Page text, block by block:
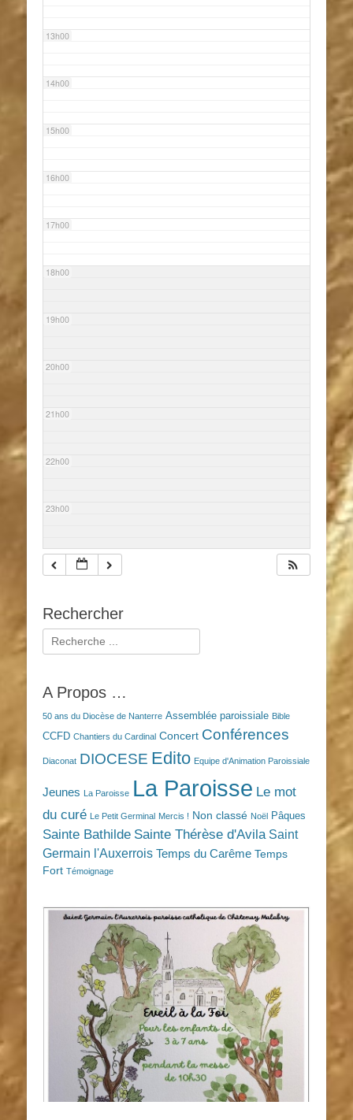
13h00
14h00
15h00
16h00
17h00
18h00
19h00
20h00
21h00
22h00
23h00
Rechercher
Rechercher :
A Propos …
50 ans du Diocèse de Nanterre Assemblée paroissiale Bible
CCFD Chantiers du Cardinal Concert Conférences
Diaconat DIOCESE Edito Equipe d'Animation Paroissiale
Jeunes La Paroisse La Paroisse Le mot
du curé
Le Petit Germinal Mercis ! Non classé Noël Pâques
Sainte Bathilde Sainte Thérèse d'Avila Saint
Germain l'Auxerrois Temps du Carême Temps
Fort Témoignage